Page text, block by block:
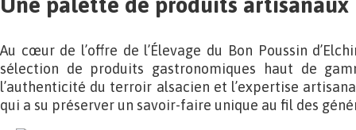
Au cœur de l’offre de l’Élevage du Bon Poussin
sélection de produits gastronomiques haut de
l’authenticité du terroir alsacien et l’expertise
qui a su préserver un savoir-faire unique au fil des